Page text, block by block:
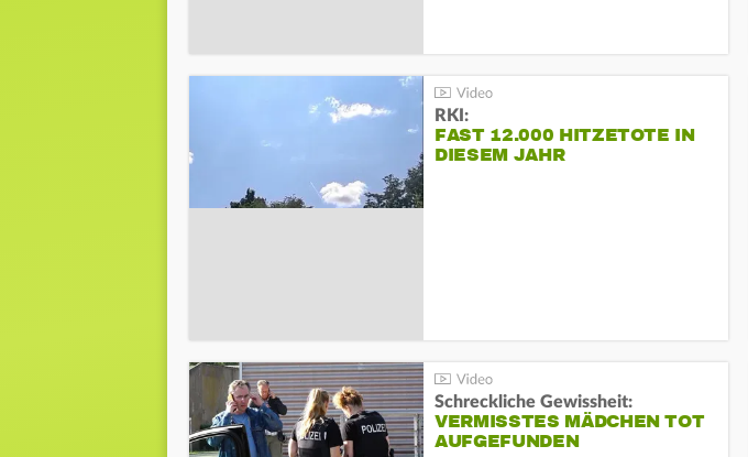
RKI:
FAST 12.000 HITZETOTE IN
DIESEM JAHR
Schreckliche Gewissheit:
VERMISSTES MÄDCHEN TOT
AUFGEFUNDEN